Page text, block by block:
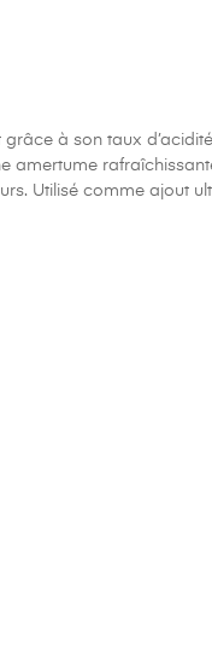
à son taux
amertume
Utilisé comme ajout